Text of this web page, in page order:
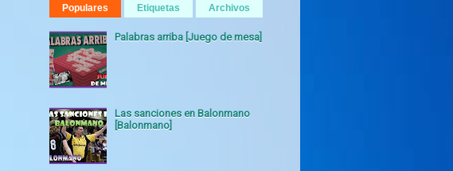
Populares Etiquetas Archivos
Palabras arriba [Juego de mesa]
Las sanciones en Balonmano
[Balonmano]